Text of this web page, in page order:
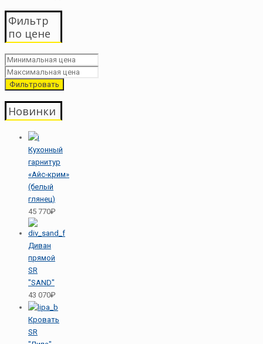
Фильтр
по цене
Фильтровать
Новинки
Кухонный
гарнитур
«Айс‑крим»
(белый
глянец)
45 770₽
Диван
прямой
SR
"SAND"
43 070₽
Кровать
SR